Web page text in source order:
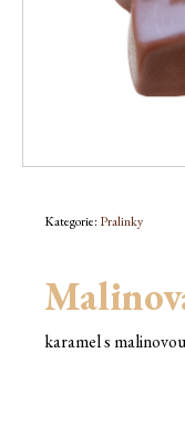
Kategorie: Pralinky
karamel s